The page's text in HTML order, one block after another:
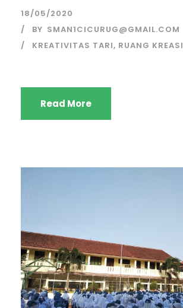
18/05/2020
BY SMAN1CICURUG@GMAIL.COM
KREATIVITAS TARI, RUANG KREASI
Read More